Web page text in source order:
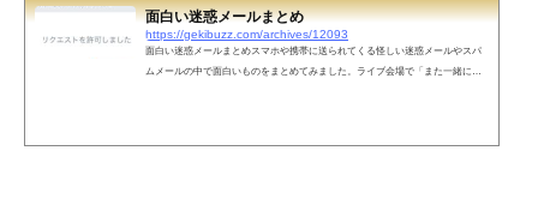
面白い迷惑メールまとめ
https://gekibuzz.com/archives/12093
面白い迷惑メールまとめスマホや携帯に送られてくる怪しい迷惑メールやスパ
ムメールの中で面白いものをまとめてみました。ライブ会場で「また一緒にや